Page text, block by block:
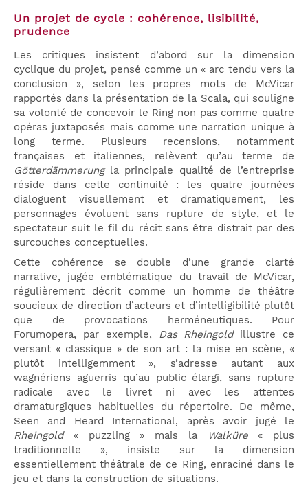
Un projet de cycle : cohérence, lisibilité,
prudence
Les critiques insistent d’abord sur la dimension
cyclique du projet, pensé comme un « arc tendu vers la
conclusion », selon les propres mots de McVicar
rapportés dans la présentation de la Scala, qui souligne
sa volonté de concevoir le Ring non pas comme quatre
opéras juxtaposés mais comme une narration unique à
long terme. Plusieurs recensions, notamment
françaises et italiennes, relèvent qu’au terme de
Götterdämmerungla principale qualité de l’entreprise
réside dans cette continuité : les quatre journées
dialoguent visuellement et dramatiquement, les
personnages évoluent sans rupture de style, et le
spectateur suit le fil du récit sans être distrait par des
surcouches conceptuelles.
Cette cohérence se double d’une grande clarté
narrative, jugée emblématique du travail de McVicar,
régulièrement décrit comme un homme de théâtre
soucieux de direction d’acteurs et d’intelligibilité plutôt
que de provocations herméneutiques. Pour
Forumopera, par exemple, Das Rheingoldillustre ce
versant « classique » de son art : la mise en scène, «
plutôt intelligemment », s’adresse autant aux
wagnériens aguerris qu’au public élargi, sans rupture
radicale avec le livret ni avec les attentes
dramaturgiques habituelles du répertoire. De même,
Seen and Heard International, après avoir jugé le
Rheingold« puzzling » mais la Walküre« plus
traditionnelle », insiste sur la dimension
essentiellement théâtrale de ce Ring, enraciné dans le
jeu et dans la construction de situations.